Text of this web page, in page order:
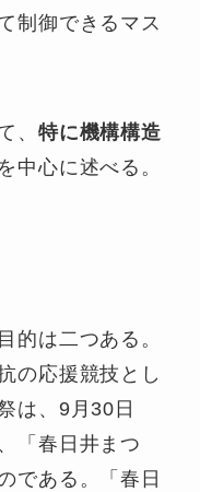
制御できるマス
、特に機構構造
を中心に述べる。
的は二つある。
の応援競技とし
は、9月30日
「春日井まつ
である。「春日